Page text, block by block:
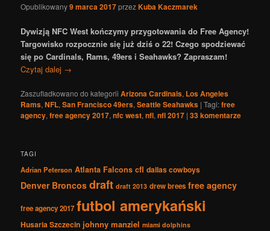
Opublikowany9 marca 2017przezKuba Kaczmarek
Dywizją NFC West kończymy przygotowania do Free Agency!
Targowisko rozpocznie się już dziś o 22! Czego spodziewać
się po Cardinals, Rams, 49ers i Seahawks? Zapraszam!
Czytaj dalej →
Zaszufladkowano do kategorii Arizona Cardinals, Los Angeles
Rams,NFL,San Francisco 49ers,Seattle Seahawks |Tagi:free
agency,free agency 2017,nfc west,nfl,nfl 2017 |33komentarze
TAGI
Adrian Peterson Atlanta Falcons cfl dallas cowboys
Denver Broncos draft draft 2013 drew brees free agency
free agency 2017 futbol amerykański
Husaria Szczecin johnny manziel miami dolphins